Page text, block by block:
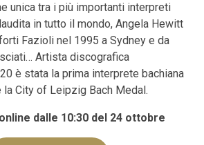
unica tra i più importanti interpreti
in tutto il mondo, Angela Hewitt
Fazioli nel 1995 a Sydney e da
Artista discografica
è stata la prima interprete bachiana
City of Leipzig Bach Medal.
dalle 10:30 del 24 ottobre